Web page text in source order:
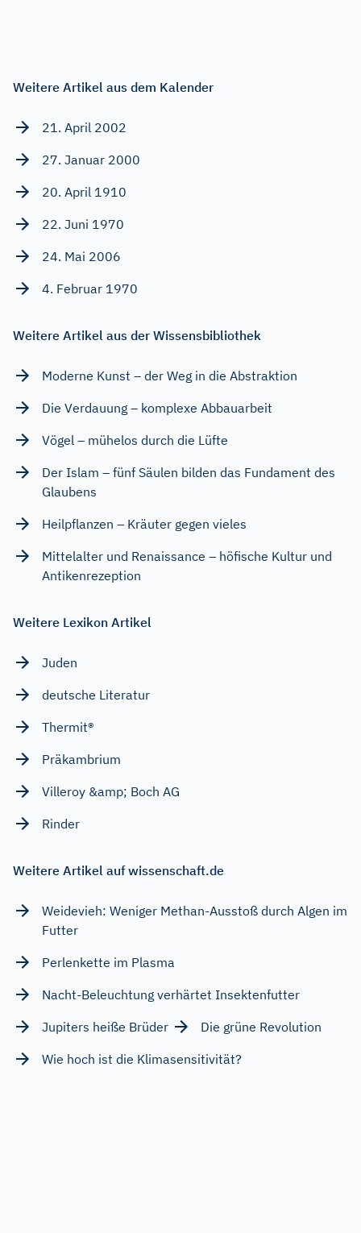
Weitere Artikel aus dem Kalender
21. April 2002
27. Januar 2000
20. April 1910
22. Juni 1970
24. Mai 2006
4. Februar 1970
Weitere Artikel aus der Wissensbibliothek
Moderne Kunst – der Weg in die Abstraktion
Die Verdauung – komplexe Abbauarbeit
Vögel – mühelos durch die Lüfte
Der Islam – fünf Säulen bilden das Fundament des
Glaubens
Heilpflanzen – Kräuter gegen vieles
Mittelalter und Renaissance – höfische Kultur und
Antikenrezeption
Weitere Lexikon Artikel
Juden
deutsche Literatur
Thermit®
Präkambrium
Villeroy &amp; Boch AG
Rinder
Weitere Artikel auf wissenschaft.de
Weidevieh: Weniger Methan-Ausstoß durch Algen im
Futter
Perlenkette im Plasma
Nacht-Beleuchtung verhärtet Insektenfutter
Jupiters heiße Brüder
Die grüne Revolution
Wie hoch ist die Klimasensitivität?